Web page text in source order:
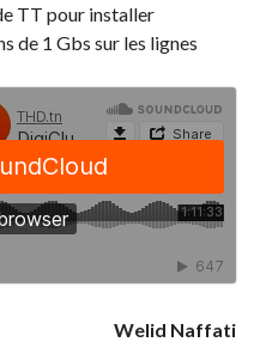
TT pour installer
de 1 Gbs sur les lignes
Welid Naffati